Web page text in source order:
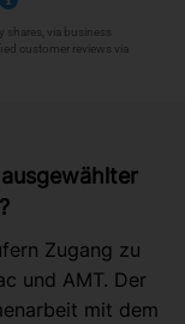
Zugang zu
und AMT. Der
mit dem